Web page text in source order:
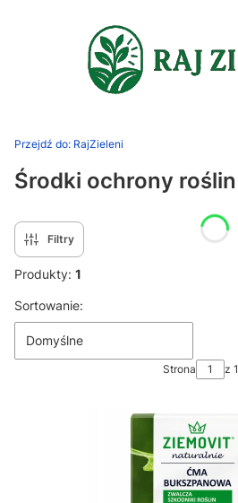
Przejdź do: RajZieleni
Środki ochrony roślin
Filtry
Produkty: 1
Lista produktów
Sortowanie:
Domyślne
Strona z 1